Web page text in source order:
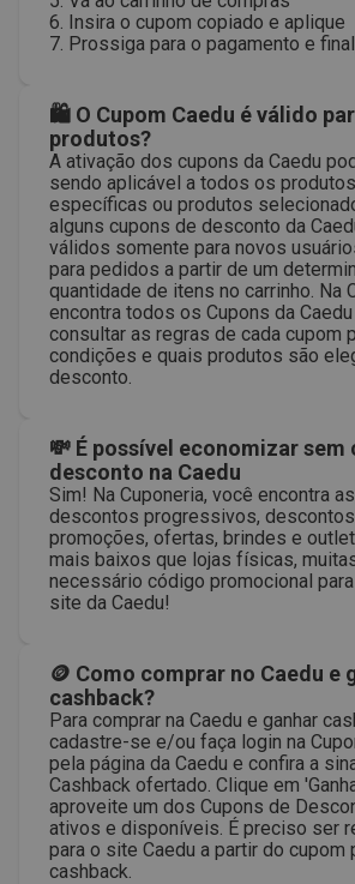
6. Insira o cupom copiado e aplique
7. Prossiga para o pagamento e
🛍 O Cupom Caedu é válido
produtos?
A ativação dos cupons da Caedu
sendo aplicável a todos os
específicas ou produtos
alguns cupons de desconto da
válidos somente para novos
para pedidos a partir de um
quantidade de itens no carrinho. Na
encontra todos os Cupons da
consultar as regras de cada cupom
condições e quais produtos são
desconto.
💸 É possível economizar sem
desconto na Caedu
Sim! Na Cuponeria, você encontra
descontos progressivos,
promoções, ofertas, brindes e
mais baixos que lojas físicas,
necessário código promocional
site da Caedu!
🪙 Como comprar no Caedu e
cashback?
Para comprar na Caedu e ganhar
cadastre-se e/ou faça login na
pela página da Caedu e confira a
Cashback ofertado. Clique em
aproveite um dos Cupons de
ativos e disponíveis. É preciso ser
para o site Caedu a partir do cupom
cashback.